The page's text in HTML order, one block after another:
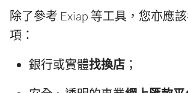
除了參考 Exiap 等工具，您亦應
項：
銀行或實體找換店 ；